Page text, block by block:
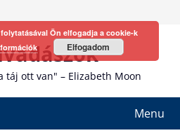
táj ott van" – Elizabeth Moon
Menu
Ön elfogadja a cookie-k
Elfogadom